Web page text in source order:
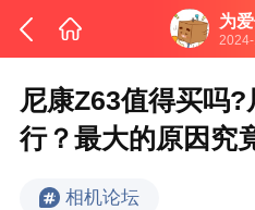
为
尼康Z63值得买吗
行？最大的原因究
相机论坛